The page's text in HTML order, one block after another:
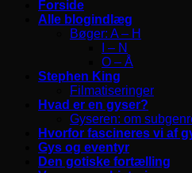
Forside
Alle blogindlæg
Bøger: A – H
I – N
O – Å
Stephen King
Filmatiseringer
Hvad er en gyser?
Gyseren: om
Hvorfor fascineres vi af
Gys og eventyr
Den gotiske fortælling